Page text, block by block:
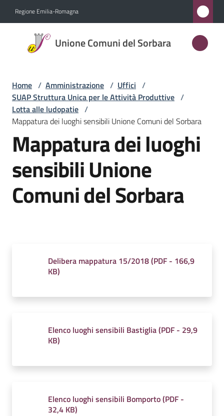
Regione Emilia-Romagna
Unione Comuni del Sorbara
Unione
Comuni
Sorbara
Amministrazione
Menu selezionato
Novità
Servizi
Vivere
Home / Amministrazione / Uffici /
SUAP Struttura Unica per le Attività Produttive /
Lotta alle ludopatie /
Mappatura dei luoghi sensibili Unione Comuni del Sorbara
Mappatura dei luoghi
sensibili Unione
Comuni del Sorbara
Delibera mappatura 15/2018(PDF - 166,9
KB)
Elenco luoghi sensibili Bastiglia(PDF - 29,9
KB)
Elenco luoghi sensibili Bomporto(PDF -
32,4 KB)